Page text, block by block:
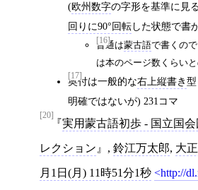
(欧州数字の字形を基準に見
回りに90°回転した状態で書
[16]
普通は蒙古語で書くので
は本のページ数くらいと
[17]
奥付は一般的な右上縦書き
明確ではないが) 231コマ
[20]
実用蒙古語初歩 - 国立国
レクション , 鈴江万太郎, 大
月1日(月) 11時51分1秒 http://